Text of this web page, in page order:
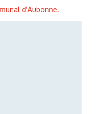
d'Aubonne.